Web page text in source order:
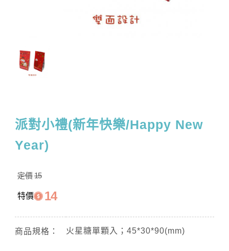
派對小禮(新年快樂/Happy New
Year)
定價15
特價 14
商品規格： 火星糖單顆入；45*30*90(mm)